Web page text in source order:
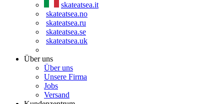
skateatsea.it
skateatsea.no
skateatsea.ru
skateatsea.se
skateatsea.uk
Über uns
Über uns
Unsere Firma
Jobs
Versand